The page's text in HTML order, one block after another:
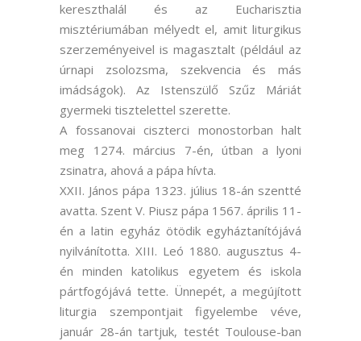
kereszthalál és az Eucharisztia
misztériumában mélyedt el, amit liturgikus
szerzeményeivel is magasztalt (például az
úrnapi zsolozsma, szekvencia és más
imádságok). Az Istenszülő Szűz Máriát
gyermeki tisztelettel szerette.
A fossanovai ciszterci monostorban halt
meg 1274. március 7-én, útban a lyoni
zsinatra, ahová a pápa hívta.
XXII. János pápa 1323. július 18-án szentté
avatta. Szent V. Piusz pápa 1567. április 11-
én a latin egyház ötödik egyháztanítójává
nyilvánította. XIII. Leó 1880. augusztus 4-
én minden katolikus egyetem és iskola
pártfogójává tette. Ünnepét, a megújított
liturgia szempontjait figyelembe véve,
január 28-án tartjuk, testét Toulouse-ban